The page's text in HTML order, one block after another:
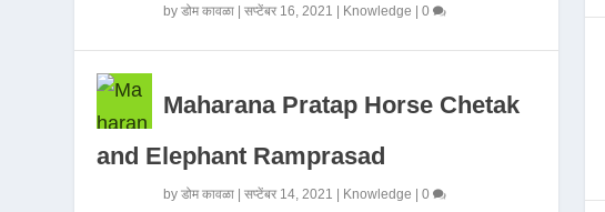
byडोम कावळा |सप्टेंबर 16, 2021 Knowledge |0
Maharana Pratap Horse Chetak
and Elephant Ramprasad
byडोम कावळा |सप्टेंबर 14, 2021 Knowledge |0